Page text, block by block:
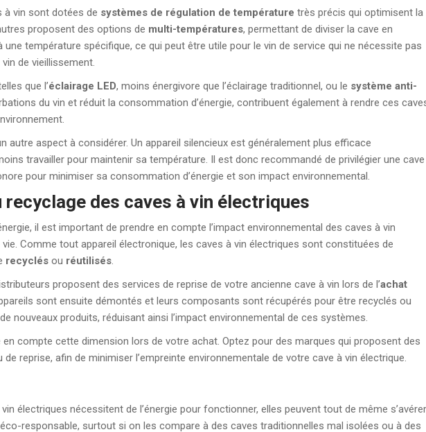
à vin sont dotées de systèmes de régulation de température très précis qui optimisent la
proposent des options de multi-températures, permettant de diviser la cave en
température spécifique, ce qui peut être utile pour le vin de service qui ne nécessite pas
de vieillissement.
que l’éclairage LED, moins énergivore que l’éclairage traditionnel, ou le système anti-
du vin et réduit la consommation d’énergie, contribuent également à rendre ces
autre aspect à considérer. Un appareil silencieux est généralement plus efficace
travailler pour maintenir sa température. Il est donc recommandé de privilégier une cave
pour minimiser sa consommation d’énergie et son impact environnemental.
recyclage des caves à vin électriques
il est important de prendre en compte l’impact environnemental des caves à vin
Comme tout appareil électronique, les caves à vin électriques sont constituées de
recyclés ou réutilisés.
proposent des services de reprise de votre ancienne cave à vin lors de l’achat
sont ensuite démontés et leurs composants sont récupérés pour être recyclés ou
nouveaux produits, réduisant ainsi l’impact environnemental de ces systèmes.
compte cette dimension lors de votre achat. Optez pour des marques qui proposent des
reprise, afin de minimiser l’empreinte environnementale de votre cave à vin électrique.
électriques nécessitent de l’énergie pour fonctionner, elles peuvent tout de même s’avérer
responsable, surtout si on les compare à des caves traditionnelles mal isolées ou à des